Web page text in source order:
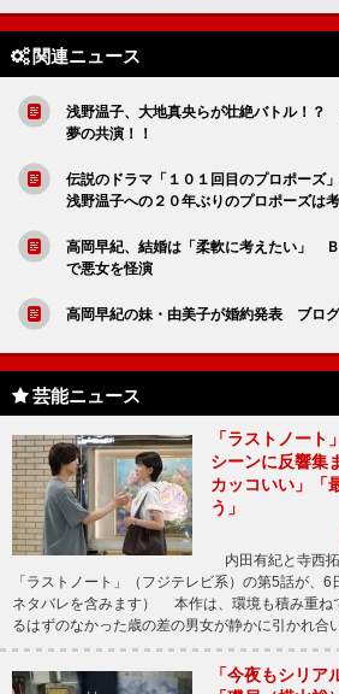
関連ニュース
浅野温子、大地真央らが壮絶バトル！？
夢の共演！！
伝説のドラマ「１０１回目のプロポーズ
浅野温子への２０年ぶりのプロポーズは
高岡早紀、結婚は「柔軟に考えたい」 Ｂ
で悪女を怪演
高岡早紀の妹・由美子が婚約発表 ブロ
芸能ニュース
「ラストノート
シーンに反響集
カッコいい」「
う」
内田有紀と寺西
「ラストノート」（フジテレビ系）の第5話が、6
ネタバレを含みます） 本作は、環境も積み重ね
るはずのなかった歳の差の男女が静かに引かれ合
「今夜もシリア